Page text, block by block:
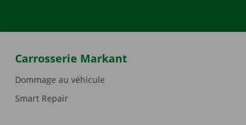
Carrosserie Markant
Dommage au véhicule
Smart Repair